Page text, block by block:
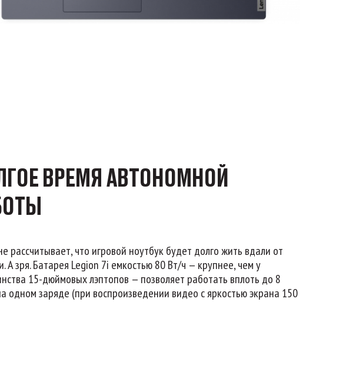
ВРЕМЯ АВТОНОМНОЙ
рассчитывает, что игровой ноутбук будет долго жить вдали от
А зря. Батарея Legion 7i емкостью 80 Вт/ч — крупнее, чем у
15-дюймовых лэптопов — позволяет работать вплоть до 8
одном заряде (при воспроизведении видео с яркостью экрана 150